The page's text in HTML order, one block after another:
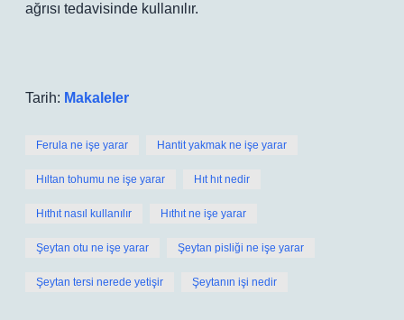
ağrısı tedavisinde kullanılır.
Tarih: Makaleler
Ferula ne işe yarar Hantit yakmak ne işe yarar
Hıltan tohumu ne işe yarar Hıt hıt nedir
Hıthıt nasıl kullanılır Hıthıt ne işe yarar
Şeytan otu ne işe yarar Şeytan pisliği ne işe yarar
Şeytan tersi nerede yetişir Şeytanın işi nedir